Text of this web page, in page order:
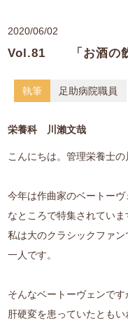
2020/06/02
Vol.81 「お酒の飲
執筆 足助病院職員
栄養科 川瀨文哉
こんにちは。管理栄養士の
今年は作曲家のベートー
なところで特集されていま
私は大のクラシックファ
一人です。
そんなベートーヴェンで
肝硬変を患っていたともい